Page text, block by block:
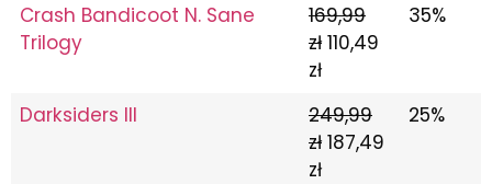
Crash Bandicoot N. Sane
Trilogy
169,99
zł 110,49
zł
35%
Darksiders III
249,99
zł 187,49
zł
25%